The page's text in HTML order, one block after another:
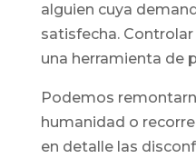
alguien cuya
satisfecha.
una herramienta de
Podemos
humanidad o
en detalle las